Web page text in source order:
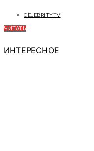
CELEBRITYTV
ЧИТАТЬ
ИНТЕРЕСНОЕ